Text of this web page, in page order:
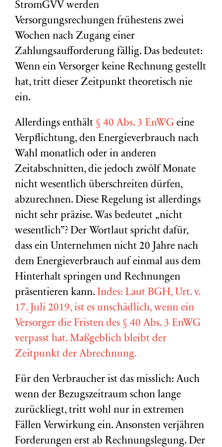
StromGVV werden
Versorgungsrechungen frühestens zwei
Wochen nach Zugang einer
Zahlungsaufforderung fällig. Das bedeutet:
Wenn ein Versorger keine Rechnung gestellt
hat, tritt dieser Zeitpunkt theoretisch nie
ein.
Allerdings enthält § 40 Abs. 3 EnWG eine
Verpflichtung, den Energieverbrauch nach
Wahl monatlich oder in anderen
Zeitabschnitten, die jedoch zwölf Monate
nicht wesentlich überschreiten dürfen,
abzurechnen. Diese Regelung ist allerdings
nicht sehr präzise. Was bedeutet „nicht
wesentlich”? Der Wortlaut spricht dafür,
dass ein Unternehmen nicht 20 Jahre nach
dem Energieverbrauch auf einmal aus dem
Hinterhalt springen und Rechnungen
präsentieren kann. Indes: Laut BGH, Urt. v.
17. Juli 2019, ist es unschädlich, wenn ein
Versorger die Fristen des § 40 Abs. 3 EnWG
verpasst hat. Maßgeblich bleibt der
Zeitpunkt der Abrechnung.
Für den Verbraucher ist das misslich: Auch
wenn der Bezugszeitraum schon lange
zurückliegt, tritt wohl nur in extremen
Fällen Verwirkung ein. Ansonsten verjähren
Forderungen erst ab Rechnungslegung. Der